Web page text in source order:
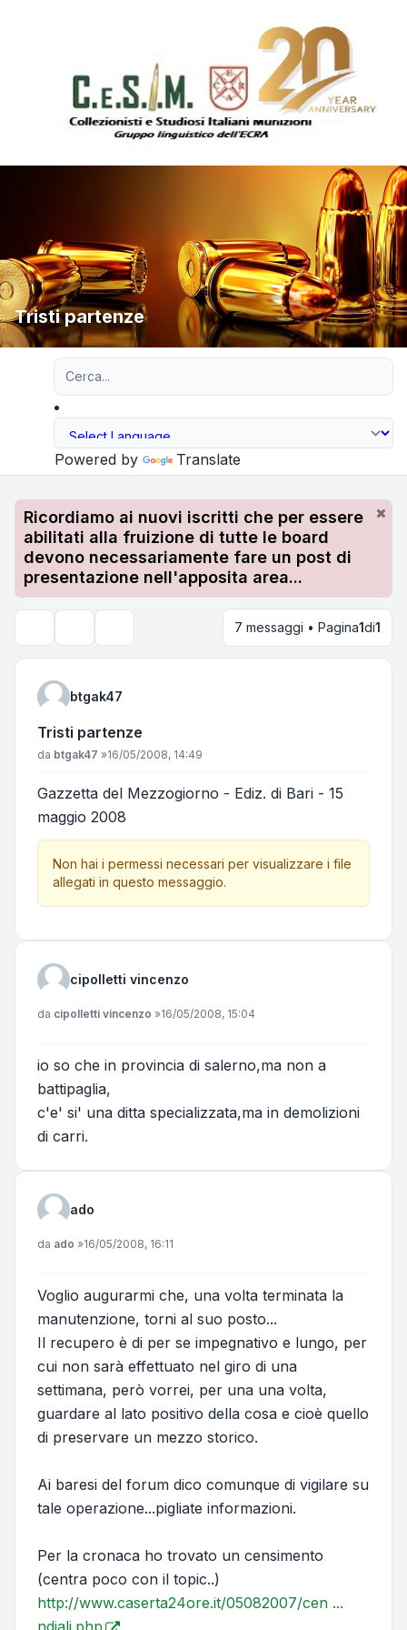
Tristi partenze
Powered by Translate
Ricordiamo ai nuovi iscritti che per essere
abilitati alla fruizione di tutte le board
devono necessariamente fare un post di
presentazione nell'apposita area...
7 messaggi • Pagina1di1
btgak47
Tristi partenze
Messaggio
da btgak47 »16/05/2008, 14:49
Gazzetta del Mezzogiorno - Ediz. di Bari - 15
maggio 2008
Non hai i permessi necessari per visualizzare i file
allegati in questo messaggio.
cipolletti vincenzo
Messaggio
da cipolletti vincenzo »16/05/2008, 15:04
io so che in provincia di salerno,ma non a
battipaglia,
c'e' si' una ditta specializzata,ma in demolizioni
di carri.
ado
Messaggio
da ado »16/05/2008, 16:11
Voglio augurarmi che, una volta terminata la
manutenzione, torni al suo posto...
Il recupero è di per se impegnativo e lungo, per
cui non sarà effettuato nel giro di una
settimana, però vorrei, per una una volta,
guardare al lato positivo della cosa e cioè quello
di preservare un mezzo storico.
Ai baresi del forum dico comunque di vigilare su
tale operazione...pigliate informazioni.
Per la cronaca ho trovato un censimento
(centra poco con il topic..)
http://www.caserta24ore.it/05082007/cen ...